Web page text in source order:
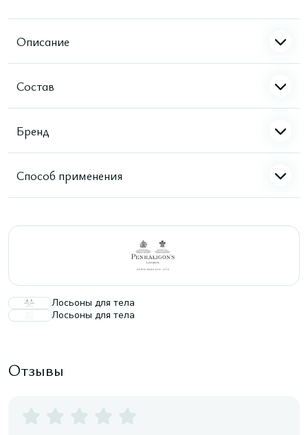
Описание
Состав
Бренд
Способ применения
Лосьоны для тела
Лосьоны для тела
Отзывы